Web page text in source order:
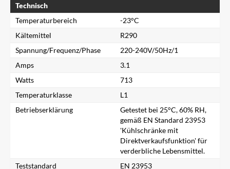
Nach einem Produkt suchen...
Technisch
Temperaturbereich
-23°C
Kältemittel
R290
Spannung/Frequenz/Phase
220-240V/50Hz/1
Amps
3.1
Watts
713
Temperaturklasse
L1
Betriebserklärung
Getestet bei 25°C, 60% RH,
gemäß EN Standard 23953
'Kühlschränke mit
Direktverkaufsfunktion' für
verderbliche Lebensmittel.
Teststandard
EN 23953